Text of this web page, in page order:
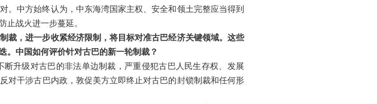
。中方始终认为，中东海湾国家主权、安全和领土完整应当得到
止战火进一步蔓延。
裁，进一步收紧经济限制，将目标对准古巴经济关键领域。这些
。中国如何评价针对古巴的新一轮制裁？
升级对古巴的非法单边制裁，严重侵犯古巴人民生存权、发展
对干涉古巴内政，敦促美方立即终止对古巴的封锁制裁和任何形